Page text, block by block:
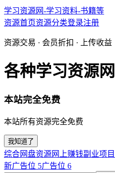
学习资源网-学习资料-书籍等
资源首页资源分类登录注册
资源交易 · 会员折扣 · 上传收益
各种学习资源网
本站完全免费
本站所有资源完全免费
我知道了
综合网盘资源 网上赚钱副业项目
新广告位 5广告位 6